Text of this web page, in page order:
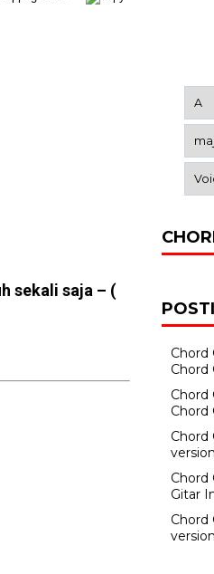
sekali saja – (
Chord
Chord
Chord
Chord
Chord
Chord
Gitar
Chord